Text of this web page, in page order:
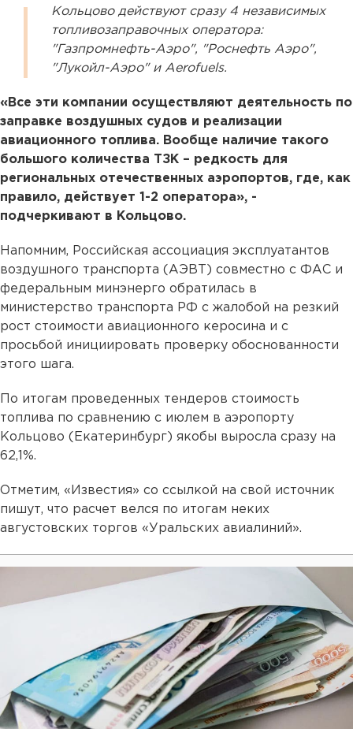
Кольцово действуют сразу 4 независимых
топливозаправочных оператора:
"Газпромнефть-Аэро", "Роснефть Аэро",
"Лукойл-Аэро" и Aerofuels.
«Все эти компании осуществляют деятельность по
заправке воздушных судов и реализации
авиационного топлива. Вообще наличие такого
большого количества ТЗК – редкость для
региональных отечественных аэропортов, где, как
правило, действует 1-2 оператора», -
подчеркивают в Кольцово.
Напомним, Российская ассоциация эксплуатантов
воздушного транспорта (АЭВТ) совместно с ФАС и
федеральным минэнерго обратилась в
министерство транспорта РФ с жалобой на резкий
рост стоимости авиационного керосина и с
просьбой инициировать проверку обоснованности
этого шага.
По итогам проведенных тендеров стоимость
топлива по сравнению с июлем в аэропорту
Кольцово (Екатеринбург) якобы выросла сразу на
62,1%.
Отметим, «Известия» со ссылкой на свой источник
пишут, что расчет велся по итогам неких
августовских торгов «Уральских авиалиний».